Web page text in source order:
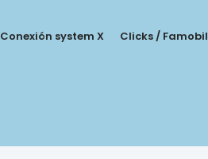
Conexión system X Clicks / Famobil